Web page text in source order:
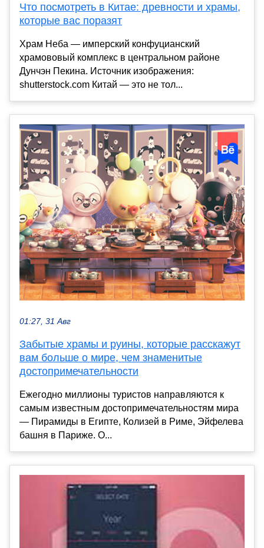
Что посмотреть в Китае: древности и храмы,
которые вас поразят
Храм Неба — имперский конфуцианский
храмововый комплекс в центральном районе
Дунчэн Пекина. Источник изображения:
shutterstock.com Китай — это не тол...
01:27, 31 Авг
Забытые храмы и руины, которые расскажут
вам больше о мире, чем знаменитые
достопримечательности
Ежегодно миллионы туристов направляются к
самым известным достопримечательностям мира
— Пирамиды в Египте, Колизей в Риме, Эйфелева
башня в Париже. О...